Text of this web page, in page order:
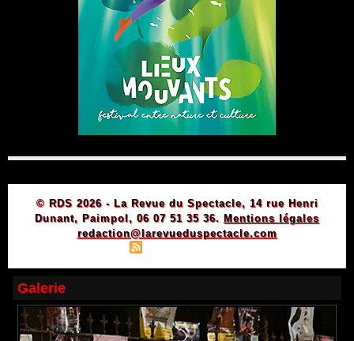
© RDS 2026 - La Revue du Spectacle, 14 rue Henri
Dunant, Paimpol, 06 07 51 35 36. Mentions légales
redaction@larevueduspectacle.com
Galerie